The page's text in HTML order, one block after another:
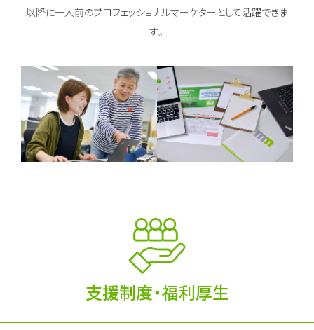
以降に一人前のプロフェッショナルマーケターとして活躍できま
す。
支援制度・福利厚生